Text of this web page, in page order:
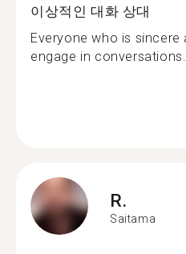
이상적인 대화 상대
Everyone who is
engage in
R.
Saitama